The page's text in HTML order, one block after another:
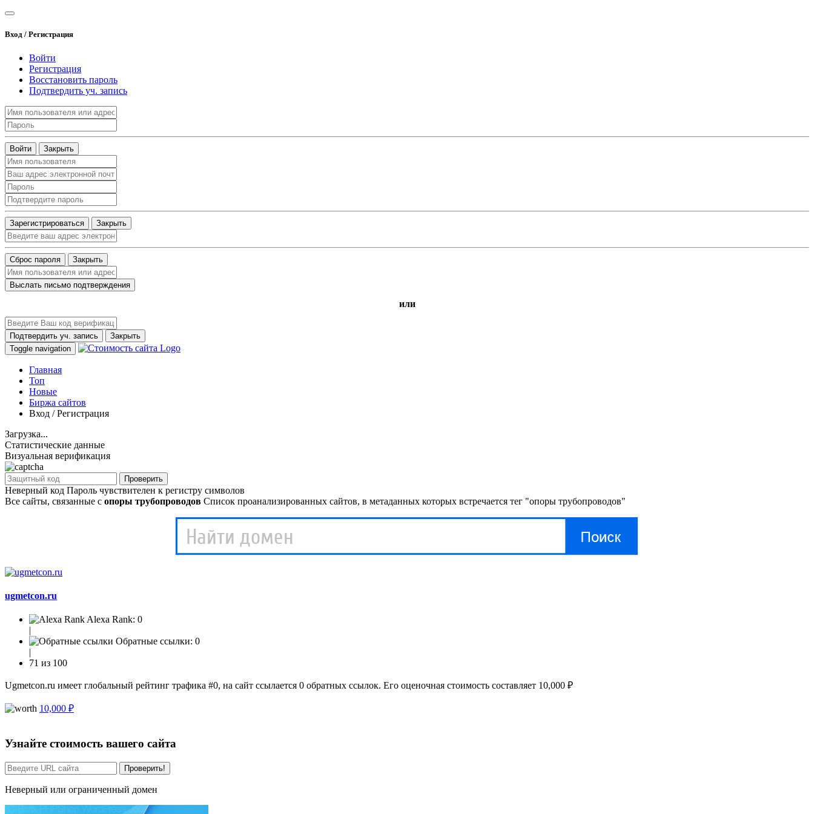
Вход / Регистрация
Войти
Регистрация
Восстановить пароль
Подтвердить уч. запись
Войти Закрыть
Зарегистрироваться Закрыть
Сброс пароля Закрыть
Выслать письмо подтверждения
или
Подтвердить уч. запись
Закрыть
Toggle navigation
Главная
Топ
Новые
Биржа сайтов
Вход / Регистрация
Загрузка...
Статистические данные
Визуальная верификация
Проверить
Неверный код Пароль чувствителен к регистру символов
Все сайты, связанные с опоры трубопроводов Список проанализированных сайтов, в метаданных которых встречается тег "опоры трубопроводов"
ugmetcon.ru
Alexa Rank: 0
|
Обратные ссылки: 0
|
71 из 100
Ugmetcon.ru имеет глобальный рейтинг трафика #0, на сайт ссылается 0 обратных ссылок. Его оценочная стоимость составляет 10,000 ₽
10,000 ₽
Узнайте стоимость вашего сайта
Проверить!
Неверный или ограниченный домен